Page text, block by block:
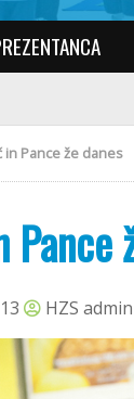
in Pance že danes
Pance
HZS admin